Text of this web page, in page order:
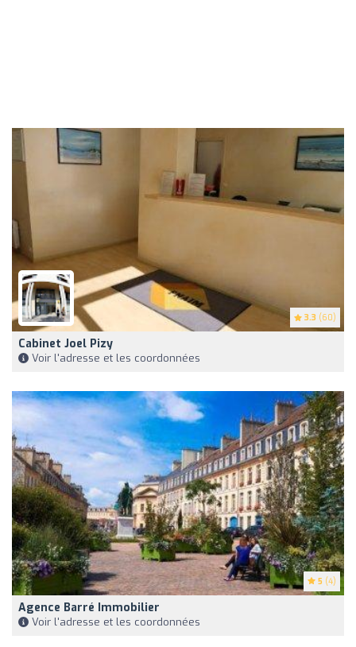
3.3 (60)
Cabinet Joel Pizy
Voir l'adresse et les coordonnées
5 (4)
Agence Barré Immobilier
Voir l'adresse et les coordonnées